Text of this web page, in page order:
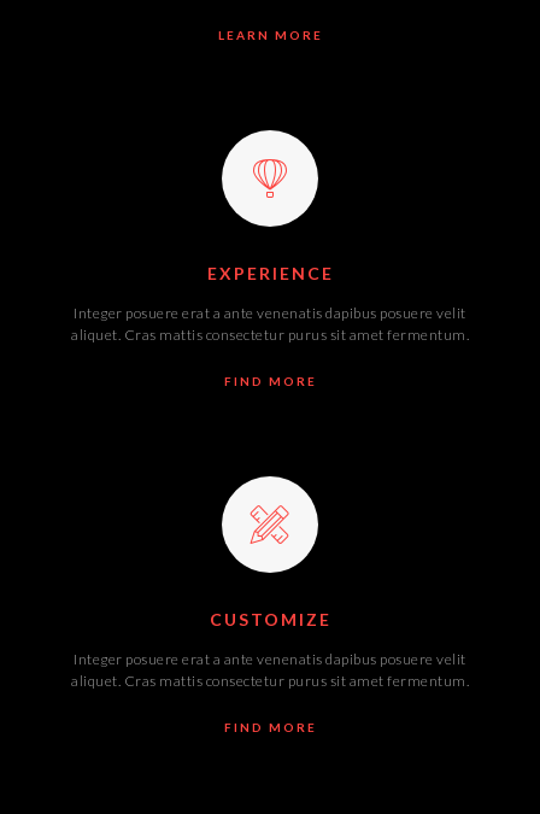
LEARN MORE
EXPERIENCE
Integer posuere erat a ante venenatis dapibus posuere velit
aliquet. Cras mattis consectetur purus sit amet fermentum.
FIND MORE
CUSTOMIZE
Integer posuere erat a ante venenatis dapibus posuere velit
aliquet. Cras mattis consectetur purus sit amet fermentum.
FIND MORE